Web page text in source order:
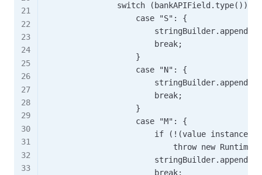
                switch (bankAPIField.type()) {
                    case "S": {
                        break;
                    }
                    case "N": {
                        break;
                    }
                    case "M": {
if (!(value instanceof
throw new
                        break;